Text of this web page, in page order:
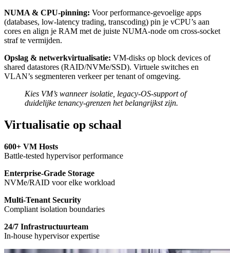
NUMA & CPU-pinning: Voor performance-gevoelige apps
(databases, low-latency trading, transcoding) pin je vCPU’s aan
cores en align je RAM met de juiste NUMA-node om cross-socket
straf te vermijden.
Opslag & netwerkvirtualisatie: VM-disks op block devices of
shared datastores (RAID/NVMe/SSD). Virtuele switches en
VLAN’s segmenteren verkeer per tenant of omgeving.
Kies VM’s wanneer isolatie, legacy-OS-support of
duidelijke tenancy-grenzen het belangrijkst zijn.
Virtualisatie op schaal
600+ VM Hosts
Battle-tested hypervisor performance
Enterprise-Grade Storage
NVMe/RAID voor elke workload
Multi-Tenant Security
Compliant isolation boundaries
24/7 Infrastructuurteam
In-house hypervisor expertise